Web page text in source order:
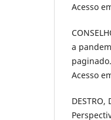
Acesso
a
Acesso
DESTRO,